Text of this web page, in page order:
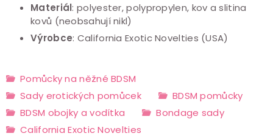
Materiál: polyester, polypropylen, kov a slitina
kovů (neobsahují nikl)
Výrobce: California Exotic Novelties (USA)
Pomůcky na něžné BDSM
Sady erotických pomůcek
BDSM pomůcky
BDSM obojky a vodítka
Bondage sady
California Exotic Novelties